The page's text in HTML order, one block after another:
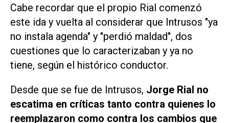
Cabe recordar que el propio Rial comenzó
este ida y vuelta al considerar que Intrusos "ya
no instala agenda" y "perdió maldad", dos
cuestiones que lo caracterizaban y ya no
tiene, según el histórico conductor.
Desde que se fue de Intrusos, Jorge Rial no
escatima en críticas tanto contra quienes lo
reemplazaron como contra los cambios que